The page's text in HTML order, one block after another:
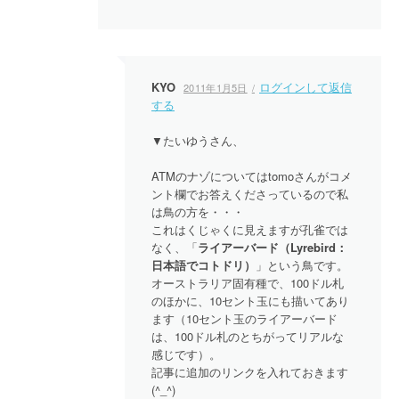
KYO 2011年1月5日
ログインして返信
する
▼たいゆうさん、
ATMのナゾについてはtomoさんがコメ
ント欄でお答えくださっているので私
は鳥の方を・・・
これはくじゃくに見えますが孔雀では
なく、「ライアーバード（Lyrebird：
日本語でコトドリ）
」という鳥です。
オーストラリア固有種で、100ドル札
のほかに、10セント玉にも描いてあり
ます（10セント玉のライアーバード
は、100ドル札のとちがってリアルな
感じです）。
記事に追加のリンクを入れておきます
(^_^)